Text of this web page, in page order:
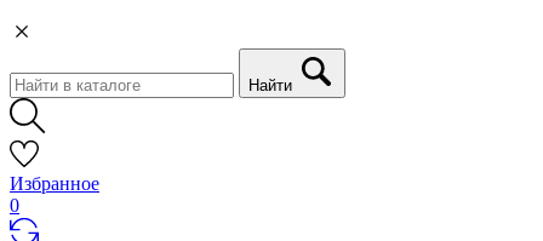
Найти
Избранное
0